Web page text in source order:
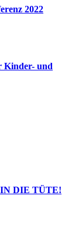
2022
Kinder- und
DIE TÜTE!